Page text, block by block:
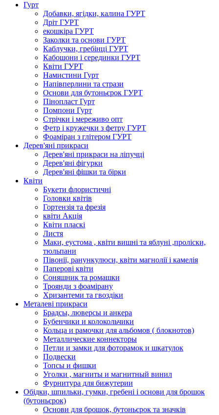
Гурт
Добавки, ягідки, калина ГУРТ
Дріт ГУРТ
екошкіра ГУРТ
Заколки та основи ГУРТ
Каблучки, гребінці ГУРТ
Кабошони і серединки ГУРТ
Квіти ГУРТ
Намистини Гурт
Напівперлини та стрази
Основи для бутоньєрок ГУРТ
Пінопласт Гурт
Помпони Гурт
Стрічки і мереживо опт
Фетр і кружечки з фетру ГУРТ
Фоаміран з глітером ГУРТ
Дерев'яні прикраси
Дерев'яні прикраси на ліпучці
Дерев'яні фігурки
Дерев'яні фішки та бірки
Квіти
Букети флористичні
Головки квітів
Гортензія та фрезія
квіти Акція
Квіти пласкі
Листя
Маки, еустома , квіти вишні та яблуні ,проліски,
тюльпани
Півонії, ранункулюси, квіти магнолії і камелія
Паперові квіти
Соняшник та ромашки
Троянди з фоамірану
Хризантеми та гвоздіки
Металеві прикраси
Брадсы, люверсы и анкера
Бубенчики и колокольчики
Кольца и рамочки для альбомов ( блокнотов)
Металлические коннекторы
Петли и замки для фоторамок и шкатулок
Подвески
Топсы и фишки
Уголки , магниты и магнитный винил
Фурнитура для бижутерии
Обідки, шпильки, гумки, гребені і основи для брошок
(бутоньєрок)
Основи для брошок, бутоньєрок та значків